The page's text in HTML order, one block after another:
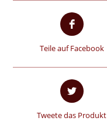
Teile auf Facebook
Tweete das Produkt